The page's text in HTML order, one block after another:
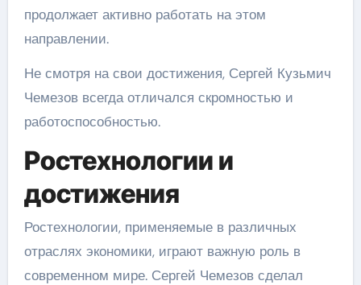
продолжает активно работать на этом
направлении.
Не смотря на свои достижения, Сергей Кузьмич
Чемезов всегда отличался скромностью и
работоспособностью.
Ростехнологии и
достижения
Ростехнологии, применяемые в различных
отраслях экономики, играют важную роль в
современном мире. Сергей Чемезов сделал